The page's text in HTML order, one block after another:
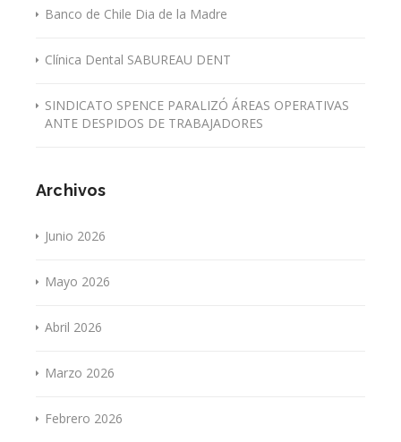
Banco de Chile Dia de la Madre
Clínica Dental SABUREAU DENT
SINDICATO SPENCE PARALIZÓ ÁREAS OPERATIVAS
ANTE DESPIDOS DE TRABAJADORES
Archivos
Junio 2026
Mayo 2026
Abril 2026
Marzo 2026
Febrero 2026